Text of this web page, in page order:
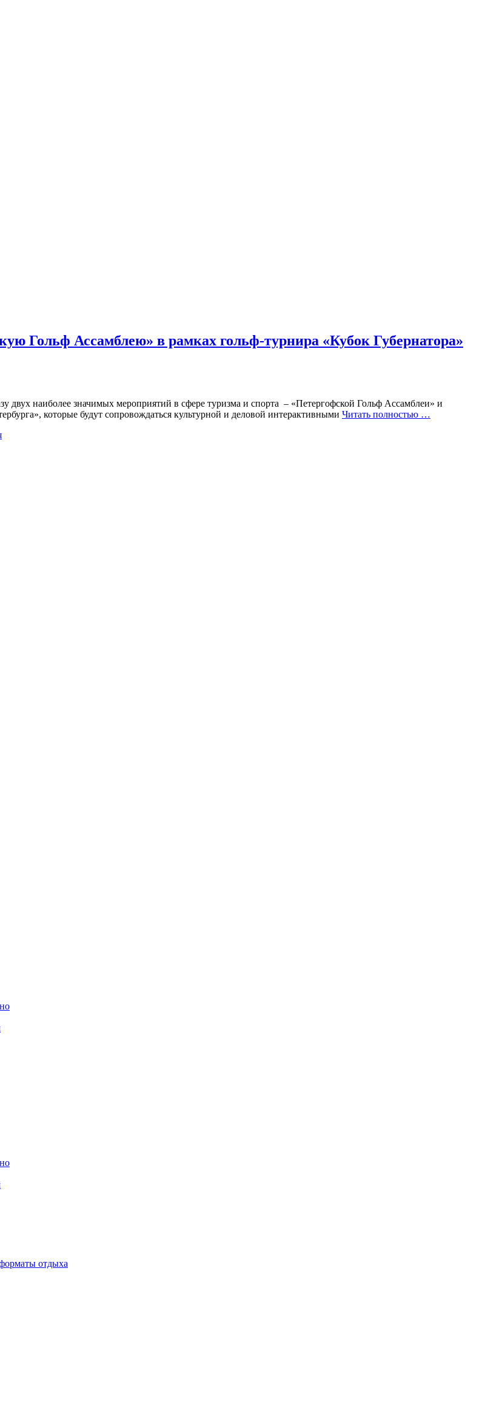
Гольф Ассамблею» в рамках гольф-турнира «Кубок Губернатора»
двух наиболее значимых мероприятий в сфере туризма и спорта – «Петергофской Гольф Ассамблеи» и
которые будут сопровождаться культурной и деловой интерактивными Читать полностью …
отдыха